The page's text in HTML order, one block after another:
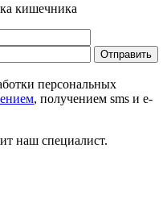
кишечника
персональных
, получением sms и e-
наш специалист.